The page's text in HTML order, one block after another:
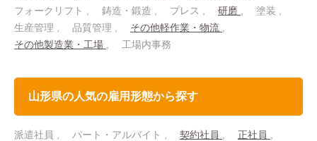
フォークリフト
鋳造・鍛造 プレス 研磨
塗装
生産管理
品質管理
その他軽作業・物流
その他製造業・工場
工場内事務
山形県の人気の雇用形態から探す
派遣社員 パート・アルバイト 契約社員
正社員